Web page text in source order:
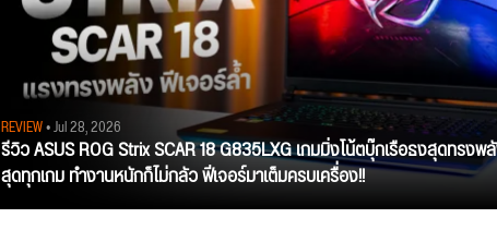
REVIEW• Jul 28, 2026
รีวิว ASUS ROG Strix SCAR 18 G835LXG เกมมิ่งโน้ตบุ๊กเรือธงสุดทรงพ
สุดทุกเกม ทำงานหนักก็ไม่กลัว ฟีเจอร์มาเต็มครบเครื่อง!!